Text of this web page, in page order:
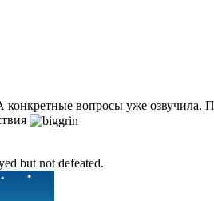
конкретные вопросы уже
but not defeated.